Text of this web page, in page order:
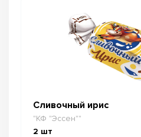
Сливочный ирис
"КФ "Эссен""
2 шт